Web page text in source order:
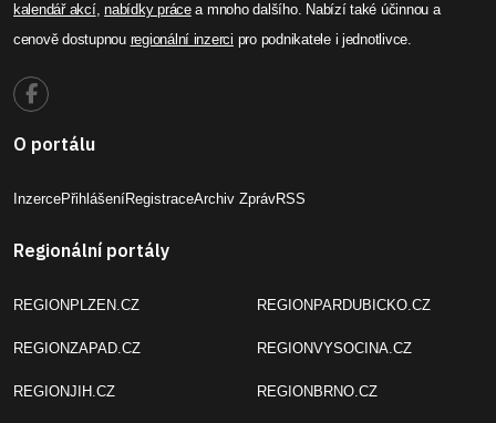
kalendář akcí,nabídky prácea mnoho dalšího. Nabízí také účinnou a
cenově dostupnou regionální inzerci pro podnikatele i jednotlivce.
O portálu
InzercePřihlášeníRegistraceArchiv ZprávRSS
Regionální portály
REGIONPLZEN.CZ
REGIONZAPAD.CZ
REGIONJIH.CZ
REGIONPARDUBICKO.CZ
REGIONVYSOCINA.CZ
REGIONBRNO.CZ